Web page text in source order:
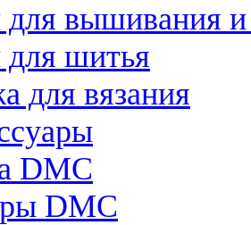
вышивания и
шитья
для вязания
DMC
DMC